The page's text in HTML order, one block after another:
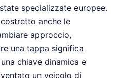
specializzate europee.
anche le
approccio,
una tappa significa
chiave dinamica e
un veicolo di